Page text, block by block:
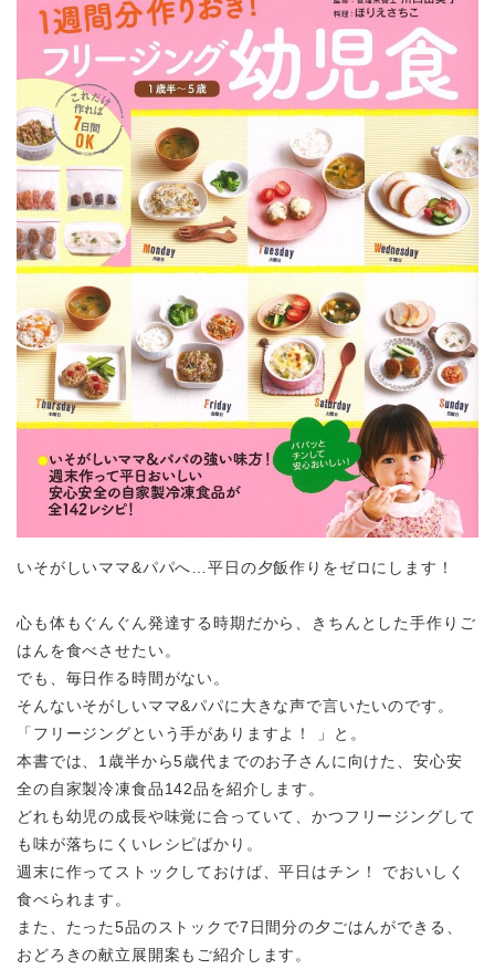
いそがしいママ&パパへ…平日の夕飯作りをゼロにします！
心も体もぐんぐん発達する時期だから、きちんとした手作りご
はんを食べさせたい。
でも、毎日作る時間がない。
そんないそがしいママ&パパに大きな声で言いたいのです。
「フリージングという手がありますよ！ 」と。
本書では、1歳半から5歳代までのお子さんに向けた、安心安
全の自家製冷凍食品142品を紹介します。
どれも幼児の成長や味覚に合っていて、かつフリージングして
も味が落ちにくいレシピばかり。
週末に作ってストックしておけば、平日はチン！ でおいしく
食べられます。
また、たった5品のストックで7日間分の夕ごはんができる、
おどろきの献立展開案もご紹介します。